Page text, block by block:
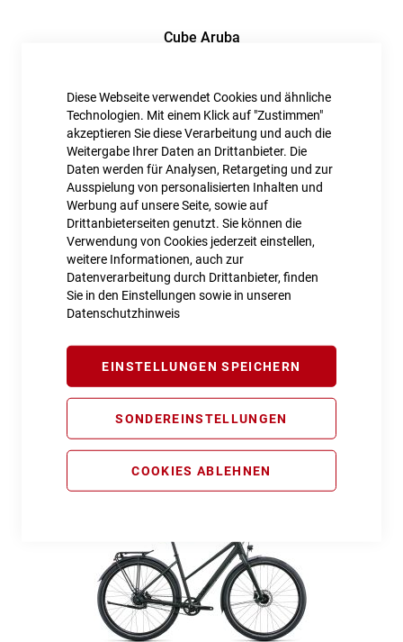
Diese Webseite verwendet Cookies und ähnliche
Technologien. Mit einem Klick auf "Zustimmen"
akzeptieren Sie diese Verarbeitung und auch die
Weitergabe Ihrer Daten an Drittanbieter. Die
Daten werden für Analysen, Retargeting und zur
Ausspielung von personalisierten Inhalten und
Werbung auf unsere Seite, sowie auf
Drittanbieterseiten genutzt. Sie können die
Verwendung von Cookies jederzeit einstellen,
weitere Informationen, auch zur
Datenverarbeitung durch Drittanbieter, finden
Sie in den Einstellungen sowie in unseren
Datenschutzhinweis
EINSTELLUNGEN SPEICHERN
SONDEREINSTELLUNGEN
COOKIES ABLEHNEN
Cube Aruba
Inkl. MwSt., nur Abholung möglich
Cube Town ONE
649,00 €
Inkl. MwSt., nur Abholung möglich